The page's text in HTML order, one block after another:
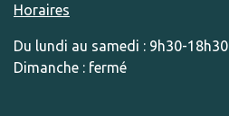
Horaires
Du lundi au samedi : 9h30-18h30
Dimanche : fermé